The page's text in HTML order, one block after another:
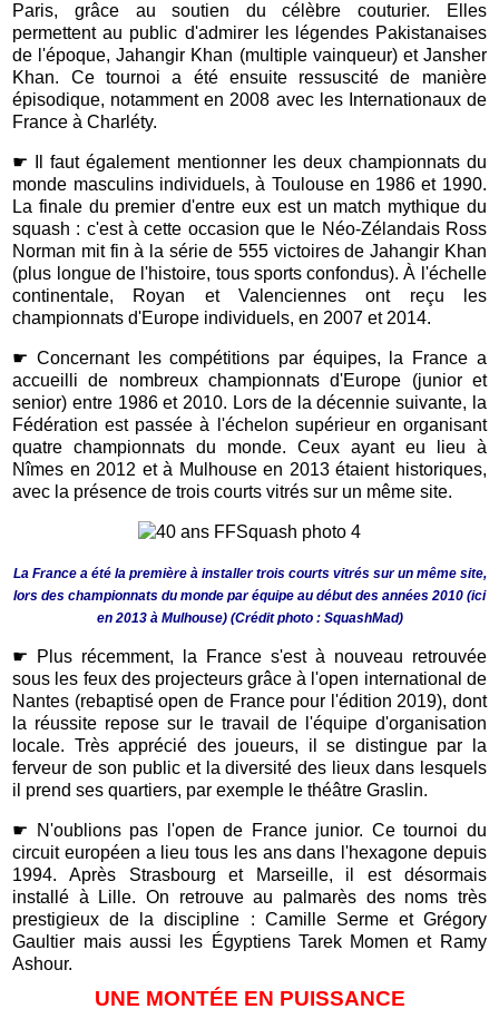
Paris, grâce au soutien du célèbre couturier. Elles
permettent au public d'admirer les légendes Pakistanaises
de l'époque, Jahangir Khan (multiple vainqueur) et Jansher
Khan. Ce tournoi a été ensuite ressuscité de manière
épisodique, notamment en 2008 avec les Internationaux de
France à Charléty.
☛
Il faut également mentionner les deux championnats du
monde masculins individuels, à Toulouse en 1986 et 1990.
La finale du premier d'entre eux est un match mythique du
squash : c'est à cette occasion que le Néo-Zélandais Ross
Norman mit fin à la série de 555 victoires de Jahangir Khan
(plus longue de l'histoire, tous sports confondus). À l'échelle
continentale, Royan et Valenciennes ont reçu les
championnats d'Europe individuels, en 2007 et 2014.
☛ Concernant les compétitions par équipes, la France a
accueilli de nombreux championnats d'Europe (junior et
senior) entre 1986 et 2010. Lors de la décennie suivante, la
Fédération est passée à l'échelon supérieur en organisant
quatre championnats du monde. Ceux ayant eu lieu à
Nîmes en 2012 et à Mulhouse en 2013 étaient historiques,
avec la présence de trois courts vitrés sur un même site.
La France a été la première à installer trois courts vitrés sur un même site,
lors des championnats du monde par équipe au début des années 2010 (ici
en 2013 à Mulhouse) (Crédit photo : SquashMad)
☛
Plus récemment, la France s'est à nouveau retrouvée
sous les feux des projecteurs grâce à l'open international de
Nantes (rebaptisé open de France pour l'édition 2019), dont
la réussite repose sur le travail de l'équipe d'organisation
locale. Très apprécié des joueurs, il se distingue par la
ferveur de son public et la diversité des lieux dans lesquels
il prend ses quartiers, par exemple le théâtre Graslin.
☛
N'oublions pas l'open de France junior. Ce tournoi du
circuit européen a lieu tous les ans dans l'hexagone depuis
1994. Après Strasbourg et Marseille, il est désormais
installé à Lille. On retrouve au palmarès des noms très
prestigieux de la discipline : Camille Serme et Grégory
Gaultier mais aussi les Égyptiens Tarek Momen et Ramy
Ashour.
UNE MONTÉE EN PUISSANCE